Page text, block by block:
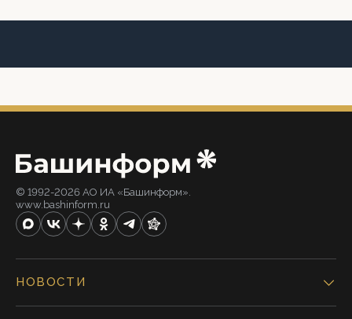
© 1992-2026 АО ИА «Башинформ».
www.bashinform.ru
НОВОСТИ